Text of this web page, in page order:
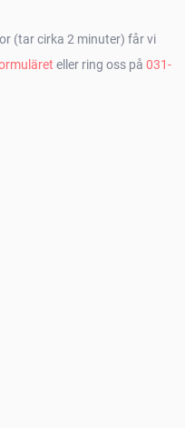
(tar cirka 2 minuter) får vi
eller ring oss på 031-